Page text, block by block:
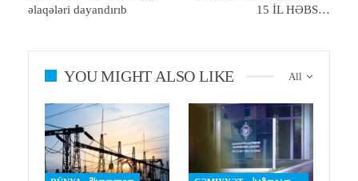
əlaqələri dayandırıb
15 İL HƏBS…
All
YOU MIGHT ALSO LIKE